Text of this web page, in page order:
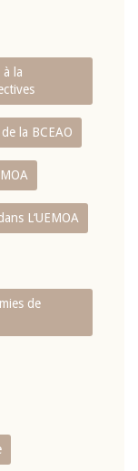
la
la BCEAO
L‘UEMOA
de